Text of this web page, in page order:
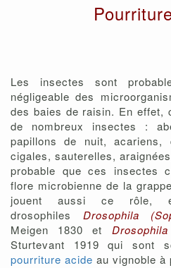
Les insectes sont
négligeable des
des baies de raisin. En effet,
de nombreux insectes :
papillons de nuit, acariens,
cigales, sauterelles,
probable que ces insectes
flore microbienne de la
jouent aussi ce rôle,
drosophiles Drosophila
Meigen 1830 et Drosophila
Sturtevant 1919 qui sont
pourriture acide au vignoble à